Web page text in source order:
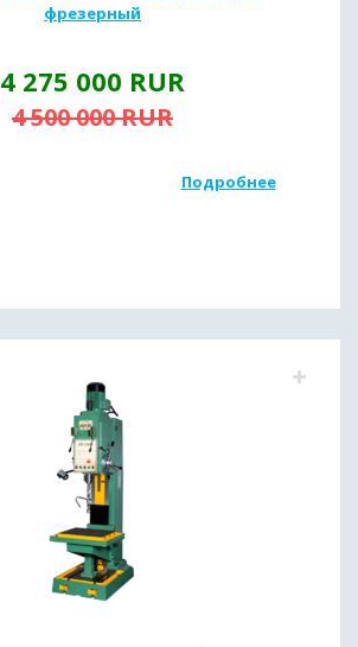
фрезерный
4 275 000 RUR
4 500 000RUR
Подробнее